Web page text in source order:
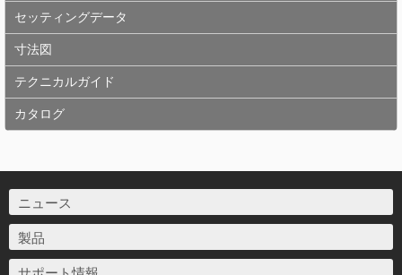
セッティングデータ
寸法図
テクニカルガイド
カタログ
ニュース
製品